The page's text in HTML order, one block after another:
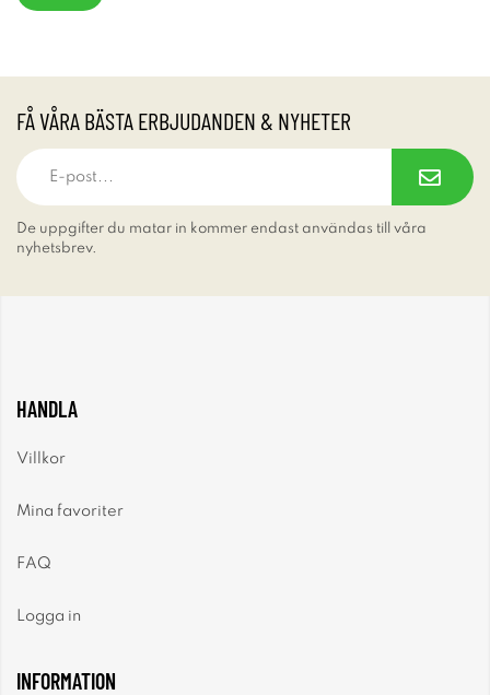
FÅ VÅRA BÄSTA ERBJUDANDEN & NYHETER
De uppgifter du matar in kommer endast användas till våra
nyhetsbrev.
HANDLA
Villkor
Mina favoriter
FAQ
Logga in
INFORMATION